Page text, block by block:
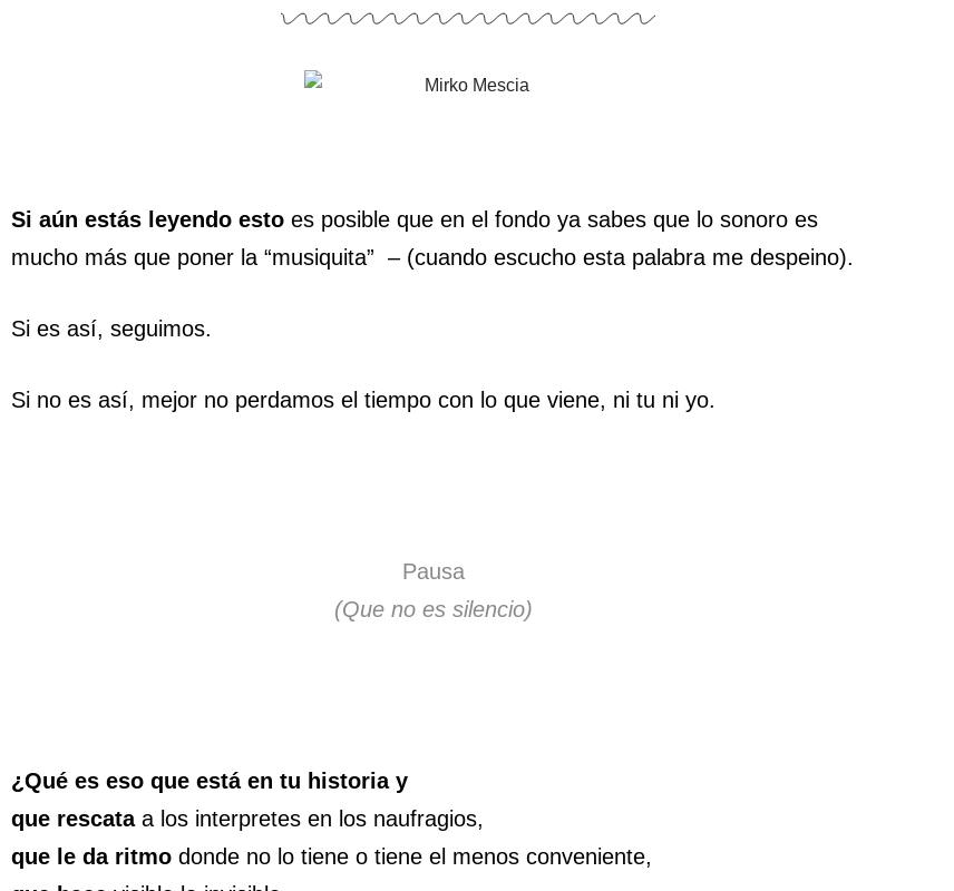
Si aún estás leyendo esto es posible que en el fondo ya sabes que lo sonoro es
mucho más que poner la “musiquita” – (cuando escucho esta palabra me despeino).
Si es así, seguimos.
Si no es así, mejor no perdamos el tiempo con lo que viene, ni tu ni yo.
Pausa
(Que no es silencio)
¿Qué es eso que está en tu historia y
que rescataa los interpretes en los naufragios,
que le da ritmo donde no lo tiene o tiene el menos conveniente,